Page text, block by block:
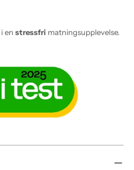
i en stressfri matningsupplevelse.